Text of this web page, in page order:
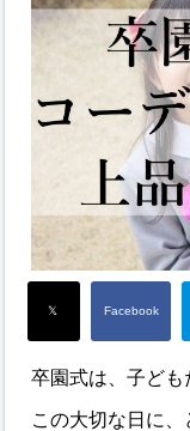
卒園式は、子ども
この大切な日に